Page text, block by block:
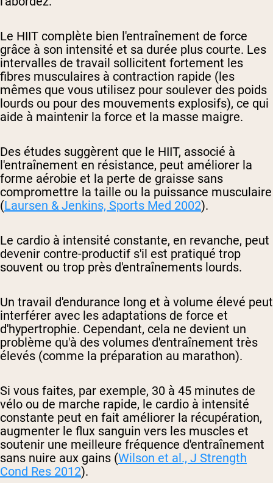
Le HIIT complète bien l'entraînement de force
grâce à son intensité et sa durée plus courte. Les
intervalles de travail sollicitent fortement les
fibres musculaires à contraction rapide (les
mêmes que vous utilisez pour soulever des poids
lourds ou pour des mouvements explosifs), ce qui
aide à maintenir la force et la masse maigre.
Des études suggèrent que le HIIT, associé à
l'entraînement en résistance, peut améliorer la
forme aérobie et la perte de graisse sans
compromettre la taille ou la puissance musculaire
(Laursen & Jenkins, Sports Med 2002).
Le cardio à intensité constante, en revanche, peut
devenir contre-productif s'il est pratiqué trop
souvent ou trop près d'entraînements lourds.
Un travail d'endurance long et à volume élevé peut
interférer avec les adaptations de force et
d'hypertrophie. Cependant, cela ne devient un
problème qu'à des volumes d'entraînement très
élevés (comme la préparation au marathon).
Si vous faites, par exemple, 30 à 45 minutes de
vélo ou de marche rapide, le cardio à intensité
constante peut en fait améliorer la récupération,
augmenter le flux sanguin vers les muscles et
soutenir une meilleure fréquence d'entraînement
sans nuire aux gains (Wilson et al., J Strength
Cond Res 2012).